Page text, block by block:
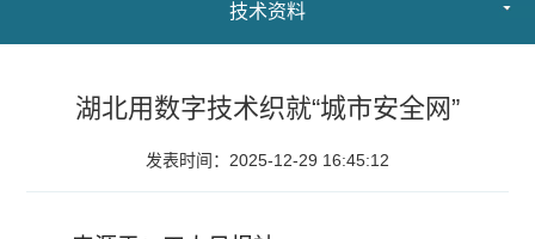
公
司
解
决
技术资料
湖北用数字技术织就“城市安全网”
发表时间：2025-12-29 16:45:12